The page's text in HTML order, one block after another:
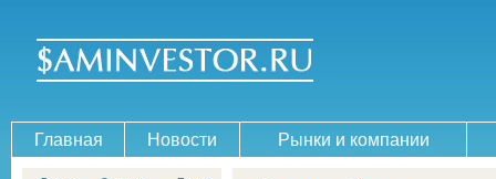
Главная Новости Рынки и компании